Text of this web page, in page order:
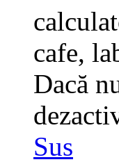
cafe,
Dacă
Sus